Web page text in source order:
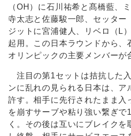
（OH）に石川祐希と髙橋藍、
寺太志と佐藤駿一郎、セッター
ジットに宮浦健人、リベロ（L
起用。この日本ラウンドから、
オリンピックの主要メンバーが
注目の第1セットは拮抗した
ンに乱れの見られる日本は、ア
許す。相手に先行されたまま入
を崩すサーブや粘り強い繋ぎで
く。その後は互いにブレイクを